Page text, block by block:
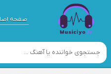
صفحه